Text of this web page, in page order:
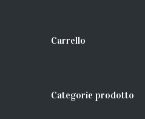
Carrello
Categorie prodotto